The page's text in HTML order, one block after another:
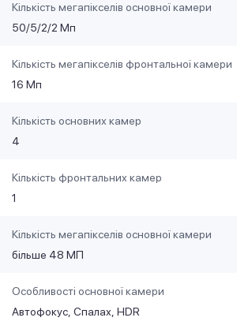
Кількість мегапікселів основної камери
50/5/2/2 Мп
Кількість мегапікселів фронтальної камери
16 Мп
Кількість основних камер
4
Кількість фронтальних камер
1
Кількість мегапікселів основної камери
більше 48 МП
Особливості основної камери
Автофокус Спалах HDR